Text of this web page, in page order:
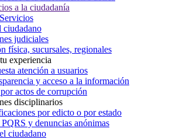
a la ciudadanía
ciudadano
judiciales
física, sucursales, regionales
experiencia
atención a usuarios
y acceso a la información
actos de corrupción
disciplinarios
por edicto o por estado
PQRS y denuncias anónimas
ciudadano